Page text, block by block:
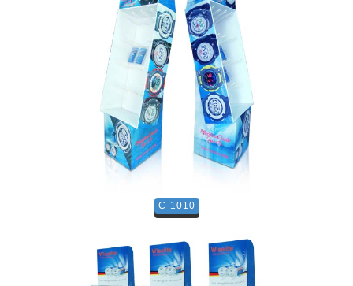
C-1010